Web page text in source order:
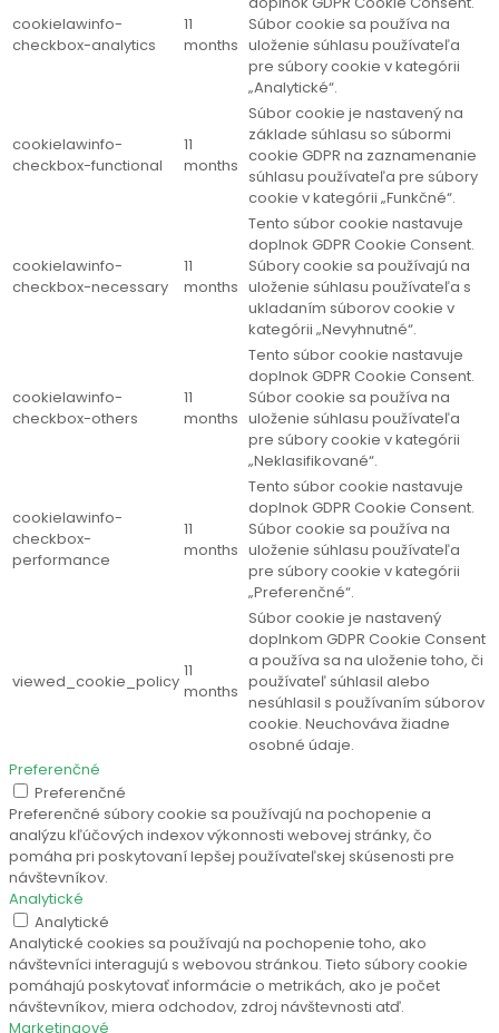
cookielawinfo-
checkbox-analytics
11
months
Súbor cookie sa používa na
uloženie súhlasu používateľa
pre súbory cookie v kategórii
„Analytické“.
cookielawinfo-
checkbox-functional
11
months
Súbor cookie je nastavený na
základe súhlasu so súbormi
cookie GDPR na zaznamenanie
súhlasu používateľa pre súbory
cookie v kategórii „Funkčné“.
cookielawinfo-
checkbox-necessary
11
months
Tento súbor cookie nastavuje
doplnok GDPR Cookie Consent.
Súbory cookie sa používajú na
uloženie súhlasu používateľa s
ukladaním súborov cookie v
kategórii „Nevyhnutné“.
cookielawinfo-
checkbox-others
11
months
Tento súbor cookie nastavuje
doplnok GDPR Cookie Consent.
Súbor cookie sa používa na
uloženie súhlasu používateľa
pre súbory cookie v kategórii
„Neklasifikované“.
cookielawinfo-
checkbox-
performance
11
months
Tento súbor cookie nastavuje
doplnok GDPR Cookie Consent.
Súbor cookie sa používa na
uloženie súhlasu používateľa
pre súbory cookie v kategórii
„Preferenčné“.
viewed_cookie_policy
11
months
Súbor cookie je nastavený
doplnkom GDPR Cookie Consent
a používa sa na uloženie toho, či
používateľ súhlasil alebo
nesúhlasil s používaním súborov
cookie. Neuchováva žiadne
osobné údaje.
Preferenčné
Preferenčné
Preferenčné súbory cookie sa používajú na pochopenie a
analýzu kľúčových indexov výkonnosti webovej stránky, čo
pomáha pri poskytovaní lepšej používateľskej skúsenosti pre
návštevníkov.
Analytické
Analytické
Analytické cookies sa používajú na pochopenie toho, ako
návštevníci interagujú s webovou stránkou. Tieto súbory cookie
pomáhajú poskytovať informácie o metrikách, ako je počet
návštevníkov, miera odchodov, zdroj návštevnosti atď.
Marketingové